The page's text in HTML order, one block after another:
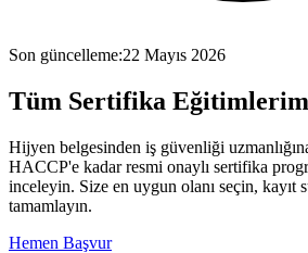
Son güncelleme:22 Mayıs 2026
Tüm Sertifika
Hijyen belgesinden iş güvenliği
HACCP'e kadar resmi onaylı sertifika
inceleyin. Size en uygun olanı seçin, kayıt
tamamlayın.
Hemen Başvur